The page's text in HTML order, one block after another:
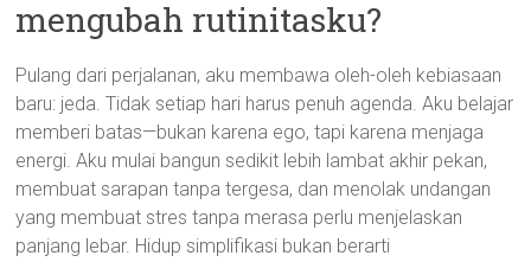
mengubah rutinitasku?
Pulang dari perjalanan, aku membawa oleh-oleh kebiasaan
baru: jeda. Tidak setiap hari harus penuh agenda. Aku belajar
memberi batas—bukan karena ego, tapi karena menjaga
energi. Aku mulai bangun sedikit lebih lambat akhir pekan,
membuat sarapan tanpa tergesa, dan menolak undangan
yang membuat stres tanpa merasa perlu menjelaskan
panjang lebar. Hidup simplifikasi bukan berarti